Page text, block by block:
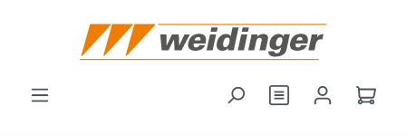
Je hebt 0 items